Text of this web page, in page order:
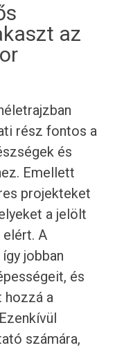
az
rész fontos a
és
Emellett
projekteket
a jelölt
elért. A
jobban
és
hozzá a
számára,